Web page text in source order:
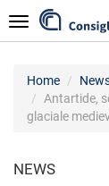
al
contenuto
Navigazione
Home
Antartide,
glaciale
NEWS